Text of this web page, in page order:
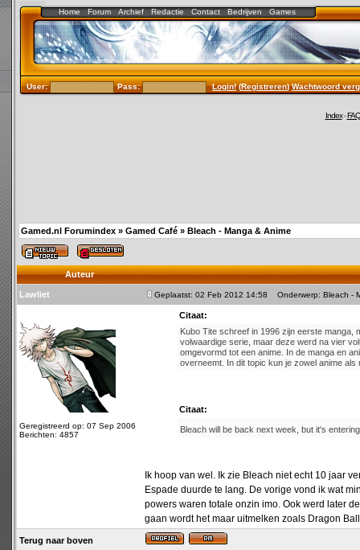
Home Forum Archief Redactie Contact Bedrijven Games
User: Pass: Login!(Registreren)Wachtwoord
Index-FAQ
Gamed.nl Forumindex » Gamed Café » Bleach - Manga & Anime
Auteur
Lawliet Geplaatst: 02 Feb 2012 14:58 Onderwerp: Bleach -
Geregistreerd op: 07 Sep 2006
Berichten: 4857
Citaat:
Kubo Tite schreef in 1996 zijn eerste manga,
volwaardige serie, maar deze werd na vier
omgevormd tot een anime. In de manga en
overneemt. In dit topic kun je zowel anime
Citaat:
Bleach will be back next week, but it's
Ik hoop van wel. Ik zie Bleach niet echt 10 jaar
Espade duurde te lang. De vorige vond ik wat
powers waren totale onzin imo. Ook werd later
gaan wordt het maar uitmelken zoals Dragon Ball
Terug naar boven